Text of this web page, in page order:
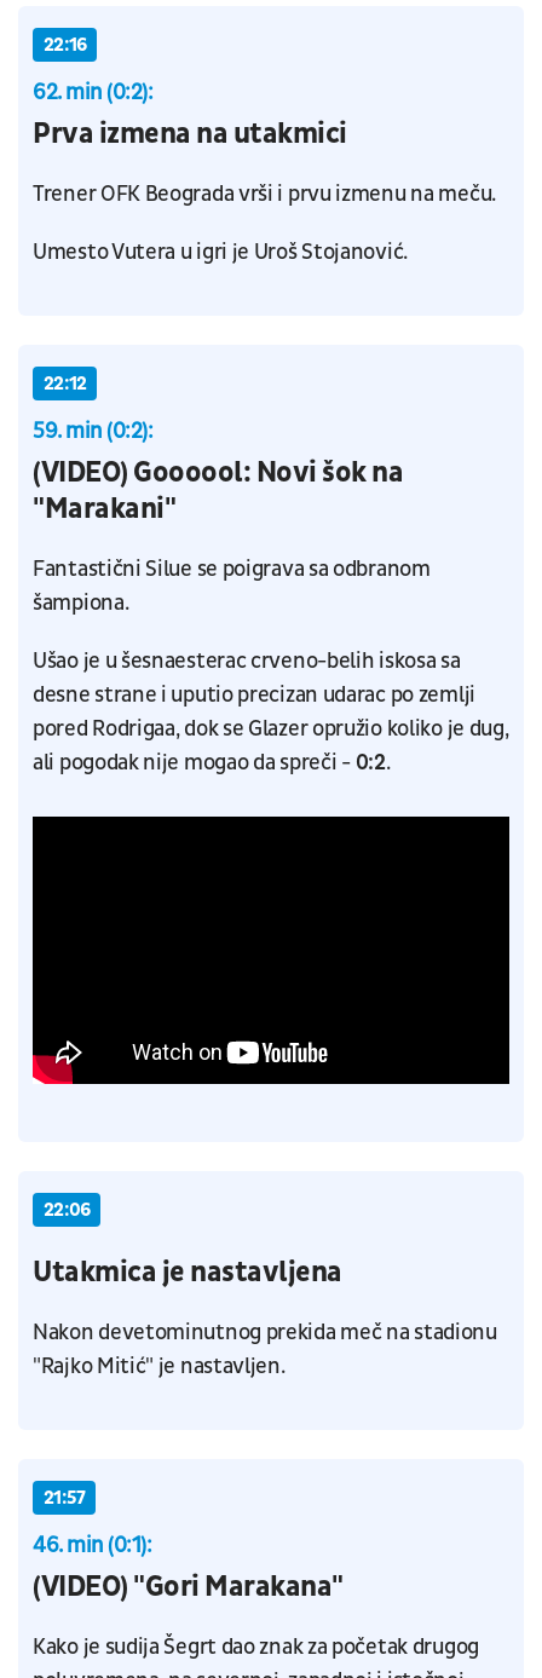
22:16
62. min (0:2):
Prva izmena na utakmici
Trener OFK Beograda vrši i prvu izmenu na meču.
Umesto Vutera u igri je Uroš Stojanović.
22:12
59. min (0:2):
(VIDEO) Goooool: Novi šok na
"Marakani"
Fantastični Silue se poigrava sa odbranom
šampiona.
Ušao je u šesnaesterac crveno-belih iskosa sa
desne strane i uputio precizan udarac po zemlji
pored Rodrigaa, dok se Glazer opružio koliko je dug,
ali pogodak nije mogao da spreči - 0:2.
22:06
Utakmica je nastavljena
Nakon devetominutnog prekida meč na stadionu
"Rajko Mitić" je nastavljen.
21:57
46. min (0:1):
(VIDEO) "Gori Marakana"
Kako je sudija Šegrt dao znak za početak drugog